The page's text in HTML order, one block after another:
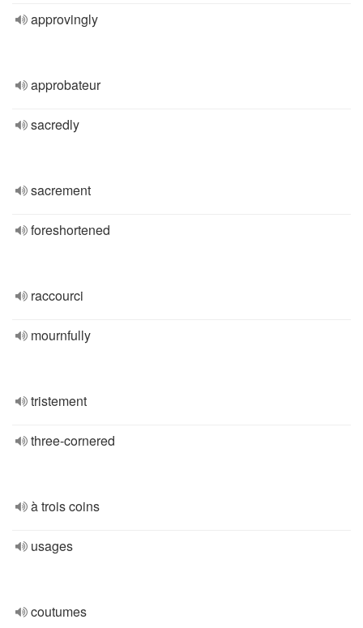
approvingly
approbateur
sacredly
sacrement
foreshortened
raccourci
mournfully
tristement
three-cornered
à trois coins
usages
coutumes